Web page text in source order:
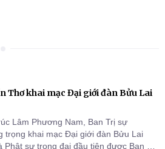
Thơ khai mạc Đại giới đàn Bửu Lai
Lâm Phương Nam, Ban Trị sự
trọng khai mạc Đại giới đàn Bửu Lai
sự trọng đại đầu tiên được Ban Trị